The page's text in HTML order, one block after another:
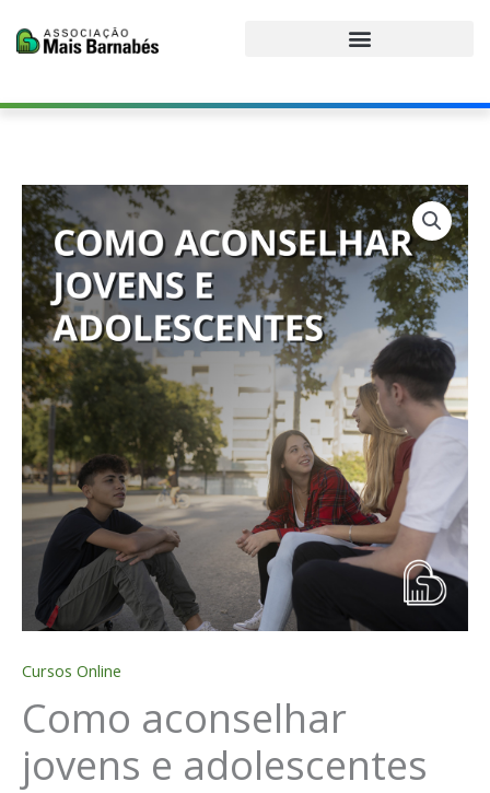
para
conteúdo
Cursos Online
Como aconselhar
jovens e adolescentes
Como
aconselhar
jovens
e
adolescentes
quantidade